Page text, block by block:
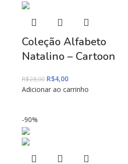
Coleção Alfabeto
Natalino – Cartoon
R$28,00 R$4,00
Adicionar ao carrinho
-90%